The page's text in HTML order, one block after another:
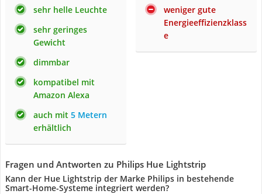
sehr helle Leuchte
sehr geringes
Gewicht
dimmbar
kompatibel mit
Amazon Alexa
auch mit 5 Metern
erhältlich
weniger gute
Energieeffizienzklass
e
Fragen und Antworten zu Philips Hue Lightstrip
Kann der Hue Lightstrip der Marke Philips in bestehende
Smart-Home-Systeme integriert werden?